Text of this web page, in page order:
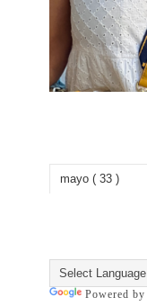
Powered by